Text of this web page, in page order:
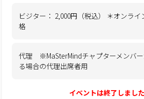
ビジター： 2,000円（税込） ＊オンライ
格
代理 ※MaSterMindチャプターメンバ
る場合の代理出席者用
イベントは終了しました